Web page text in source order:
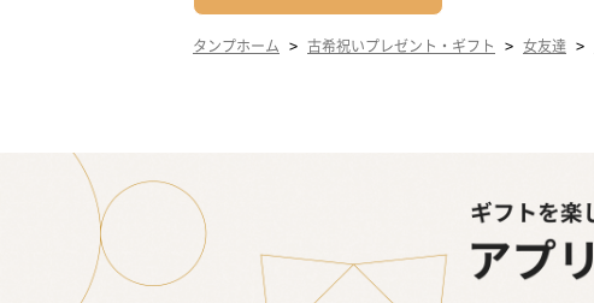
タンプホーム > 古希祝いプレゼント・ギフト > 女友達 >